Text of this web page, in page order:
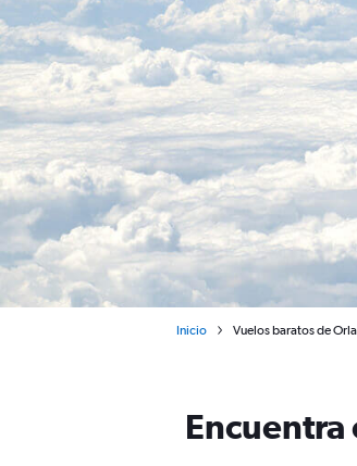
Inicio Vuelos baratos de